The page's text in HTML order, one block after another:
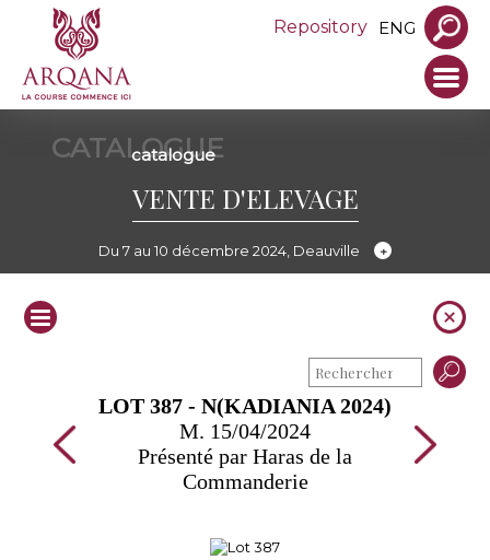
Repository ENG
CATALOGUE
catalogue
VENTE D'ELEVAGE
Du 7 au 10 décembre 2024, Deauville
LOT 387 - N(KADIANIA 2024)
M. 15/04/2024
Présenté par Haras de la
Commanderie